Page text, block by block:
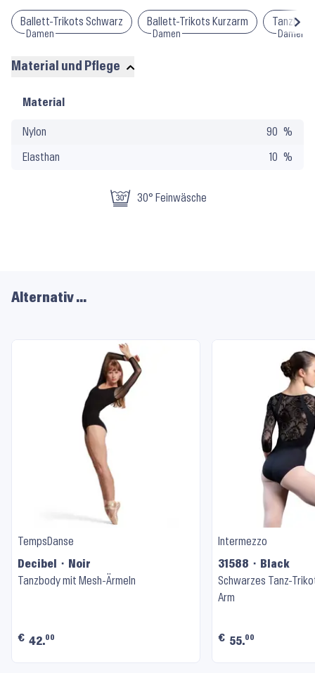
Ballett-Trikots Schwarz
Damen
Ballett-Trikots Kurzarm
Damen Damen
Material und Pflege
Material
Pflege
Material
Nylon 90
Elasthan 10
30° Feinwäsche
Alternativ …
TempsDanse
Decibel ⬝ Noir
Tanzbody mit Mesh-Ärmeln
€ 42.00
Intermezzo
31588 ⬝ Black
Schwarzes Tanz-
Arm
€ 55.00